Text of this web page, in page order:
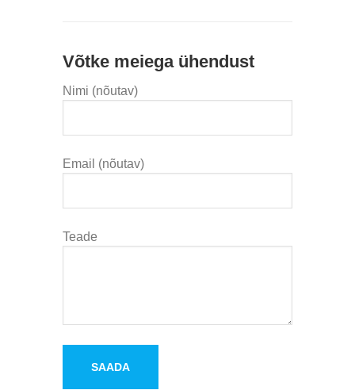
Võtke meiega ühendust
Nimi (nõutav)
Email (nõutav)
Teade